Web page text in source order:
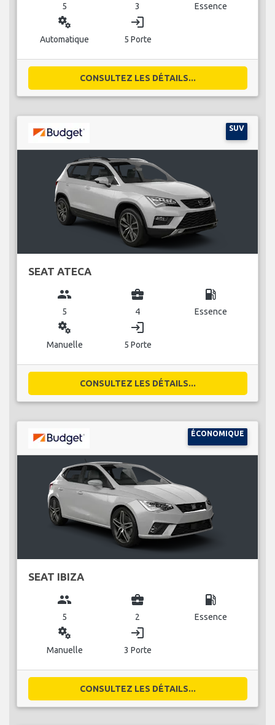
5 3 Essence
miscellaneous_services
Automatique
login
5 Porte
CONSULTEZ LES DÉTAILS...
SUV
SEAT ATECA
group
5
business_center
4
local_gas_station
Essence
miscellaneous_services
Manuelle
login
5 Porte
CONSULTEZ LES DÉTAILS...
ÉCONOMIQUE
SEAT IBIZA
group
5
business_center
2
local_gas_station
Essence
miscellaneous_services
Manuelle
login
3 Porte
CONSULTEZ LES DÉTAILS...